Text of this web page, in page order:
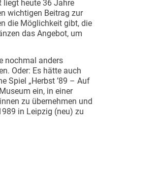
liegt heute 36 Jahre
wichtigen Beitrag zur
die Möglichkeit gibt, die
das Angebot, um
nochmal anders
Oder: Es hätte auch
Spiel „Herbst ’89 – Auf
ein, in einer
zu übernehmen und
in Leipzig (neu) zu